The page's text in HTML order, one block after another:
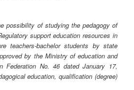
possibility of studying the pedagogy of
support education resources in
teachers-bachelor students by state
by the Ministry of education and
Federation No. 46 dated January 17,
education, qualification (degree)